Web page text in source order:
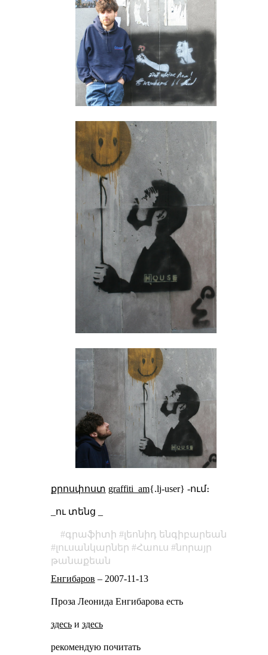
քրոսփոստ graffiti_am{.lj-user} -ում։
_ու տենց _
գրաֆիտի
լեոնիդ ենգիբարեան
լուսանկարներ
Հաուս
նորայր
թանաքեան
Енгибаров – 2007-11-13
Проза Леонида Енгибарова есть
здесьи здесь
рекомендую почитать